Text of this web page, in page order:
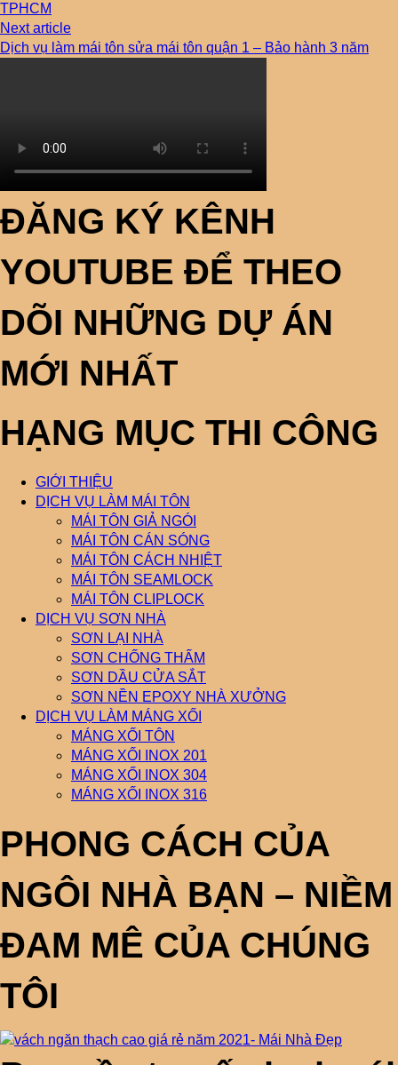
TPHCM
Next article
Dịch vụ làm mái tôn sửa mái tôn quận 1 – Bảo hành 3 năm
ĐĂNG KÝ KÊNH
YOUTUBE ĐỂ THEO
DÕI NHỮNG DỰ ÁN
MỚI NHẤT
HẠNG MỤC THI CÔNG
GIỚI THIỆU
DỊCH VỤ LÀM MÁI TÔN
MÁI TÔN GIẢ NGÓI
MÁI TÔN CÁN SÓNG
MÁI TÔN CÁCH NHIỆT
MÁI TÔN SEAMLOCK
MÁI TÔN CLIPLOCK
DỊCH VỤ SƠN NHÀ
SƠN LẠI NHÀ
SƠN CHỐNG THẤM
SƠN DẦU CỬA SẮT
SƠN NỀN EPOXY NHÀ XƯỞNG
DỊCH VỤ LÀM MÁNG XỐI
MÁNG XỐI TÔN
MÁNG XỐI INOX 201
MÁNG XỐI INOX 304
MÁNG XỐI INOX 316
PHONG CÁCH CỦA
NGÔI NHÀ BẠN – NIỀM
ĐAM MÊ CỦA CHÚNG
TÔI